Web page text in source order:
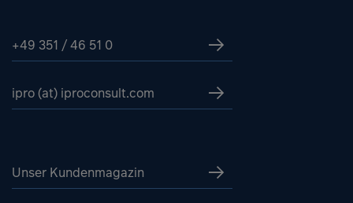
+49 351 / 46 51 0
ipro (at) iproconsult.com
Unser Kundenmagazin